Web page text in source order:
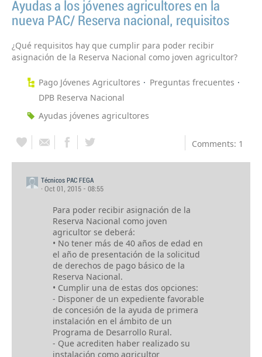
Ayudas a los jóvenes agricultores en la
nueva PAC/ Reserva nacional, requisitos
¿Qué requisitos hay que cumplir para poder recibir
asignación de la Reserva Nacional como joven agricultor?
Pago Jóvenes Agricultores
Preguntas frecuentes
DPB Reserva Nacional
Ayudas jóvenes agricultores
Comments: 1
Técnicos PAC FEGA
· Oct 01, 2015 - 08:55
Para poder recibir asignación de la
Reserva Nacional como joven
agricultor se deberá:
• No tener más de 40 años de edad en
el año de presentación de la solicitud
de derechos de pago básico de la
Reserva Nacional.
• Cumplir una de estas dos opciones:
- Disponer de un expediente favorable
de concesión de la ayuda de primera
instalación en el ámbito de un
Programa de Desarrollo Rural.
- Que acrediten haber realizado su
instalación como agricultor